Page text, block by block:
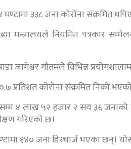
३३८ जना कोरोना संक्रमित
मन्त्रालयले नियमित पत्रकार
जागेश्वर गौतमले विभिन्न
प्रतिशत कोरोना संक्रमित निको
४ लाख ५२ हजार २ सय ३६
गरिएको छ।
१४० जना डिस्चार्ज भएका छन्।